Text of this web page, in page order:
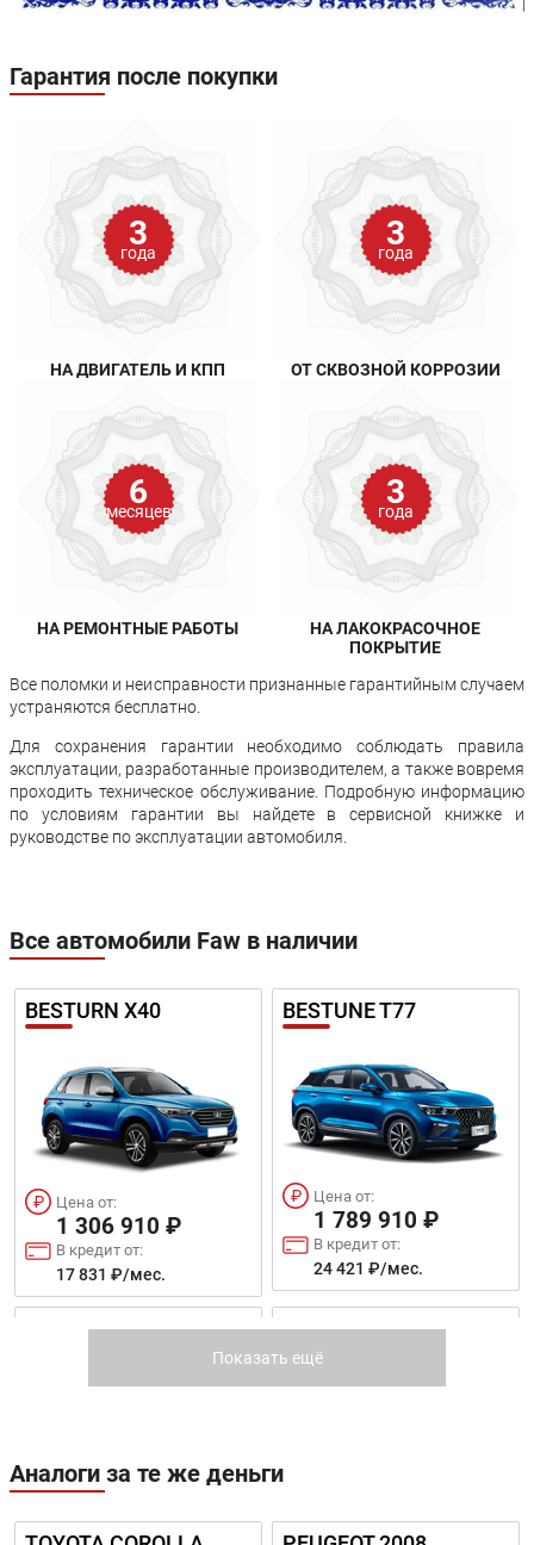
Гарантия после покупки
3
года
НА ДВИГАТЕЛЬ И КПП
3
года
ОТ СКВОЗНОЙ КОРРОЗИИ
6
месяцев
НА РЕМОНТНЫЕ РАБОТЫ
3
года
НА ЛАКОКРАСОЧНОЕ
ПОКРЫТИЕ
Все поломки и неисправности признанные гарантийным случаем
устраняются бесплатно.
Для сохранения гарантии необходимо соблюдать правила
эксплуатации, разработанные производителем, а также вовремя
проходить техническое обслуживание. Подробную информацию
по условиям гарантии вы найдете в сервисной книжке и
руководстве по эксплуатации автомобиля.
Все автомобили Faw в наличии
BESTURN X40
Цена от:
1 306 910 ₽
В кредит от:
17 831 ₽/мес.
BESTUNE T77
Цена от:
1 789 910 ₽
В кредит от:
24 421 ₽/мес.
BESTURN X80
Цена от:
BESTUNE T55
Цена от:
Показать ещё
Аналоги за те же деньги